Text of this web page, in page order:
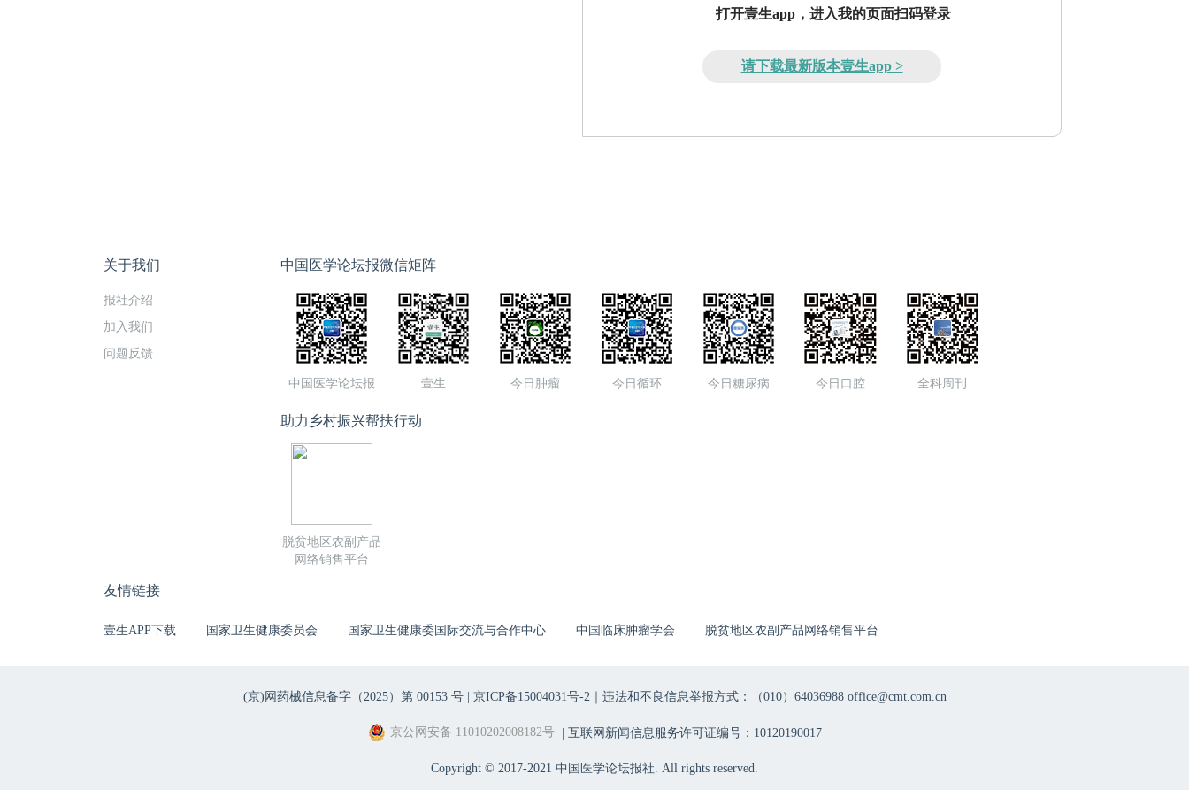
打开壹生app，进入我的页面扫码登录
请下载最新版本壹生app >
关于我们
报社介绍
加入我们
问题反馈
中国医学论坛报微信矩阵
中国医学论坛报 壹生 今日肿瘤 今日循环 今日糖尿病 今日口腔 全科周刊
助力乡村振兴帮扶行动
脱贫地区农副产品
网络销售平台
友情链接
壹生APP下载 国家卫生健康委员会 国家卫生健康委国际交流与合作中心 中国临床肿瘤学会 脱贫地区农副产品网络销售平台
(京)网药械信息备字（2025）第 00153 号 | 京ICP备15004031号-2｜违法和不良信息举报方式：（010）64036988 office@cmt.com.cn
京公网安备 11010202008182号| 互联网新闻信息服务许可证编号：10120190017
Copyright © 2017-2021 中国医学论坛报社. All rights reserved.